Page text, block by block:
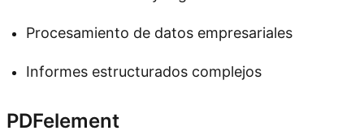
Procesamiento de datos empresariales
Informes estructurados complejos
PDFelement